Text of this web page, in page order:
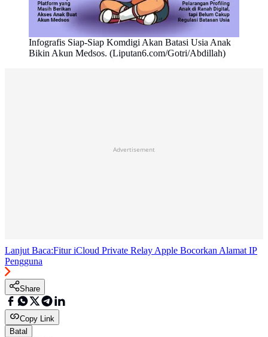
Infografis Siap-Siap Komdigi Akan Batasi Usia Anak
Bikin Akun Medsos. (Liputan6.com/Gotri/Abdillah)
Advertisement
Lanjut Baca:Fitur iCloud Private Relay Apple Bocorkan Alamat IP
Pengguna
Share
Copy Link
Batal